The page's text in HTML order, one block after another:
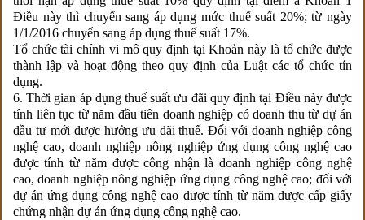
Điều này thì chuyển sang áp dụng mức thuế suất 20%; từ ngày
1/1/2016 chuyển sang áp dụng thuế suất 17%.
Tổ chức tài chính vi mô quy định tại Khoản này là tổ chức được
thành lập và hoạt động theo quy định của Luật các tổ chức tín
dụng.
6. Thời gian áp dụng thuế suất ưu đãi quy định tại Điều này được
tính liên tục từ năm đầu tiên doanh nghiệp có doanh thu từ dự án
đầu tư mới được hưởng ưu đãi thuế. Đối với doanh nghiệp công
nghệ cao, doanh nghiệp nông nghiệp ứng dụng công nghệ cao
được tính từ năm được công nhận là doanh nghiệp công nghệ
cao, doanh nghiệp nông nghiệp ứng dụng công nghệ cao; đối với
dự án ứng dụng công nghệ cao được tính từ năm được cấp giấy
chứng nhận dự án ứng dụng công nghệ cao.